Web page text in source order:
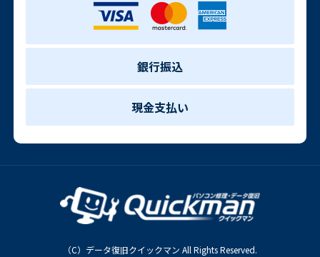
銀行振込
現金支払い
（C）データ復旧クイックマン All Rights Reserved.